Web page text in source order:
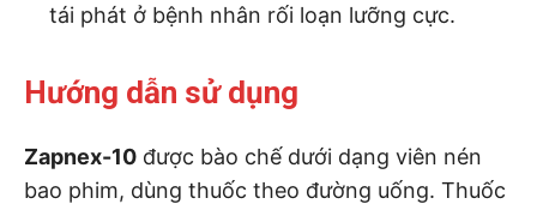
tái phát ở bệnh nhân rối loạn lưỡng cực.
Hướng dẫn sử dụng
Zapnex-10 được bào chế dưới dạng viên nén
bao phim, dùng thuốc theo đường uống. Thuốc